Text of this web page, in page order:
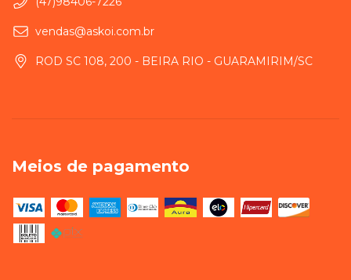
vendas@askoi.com.br
ROD SC 108, 200 - BEIRA RIO - GUARAMIRIM/SC
Meios de pagamento